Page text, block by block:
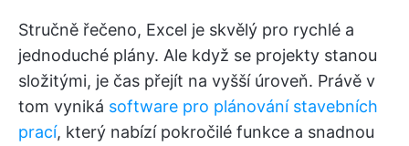
Stručně řečeno, Excel je skvělý pro rychlé a
jednoduché plány. Ale když se projekty stanou
složitými, je čas přejít na vyšší úroveň. Právě v
tom vyniká software pro plánování stavebních
prací, který nabízí pokročilé funkce a snadnou